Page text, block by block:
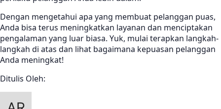
Dengan mengetahui apa yang membuat pelanggan puas,
Anda bisa terus meningkatkan layanan dan menciptakan
pengalaman yang luar biasa. Yuk, mulai terapkan langkah-
langkah di atas dan lihat bagaimana kepuasan pelanggan
Anda meningkat!
Ditulis Oleh: